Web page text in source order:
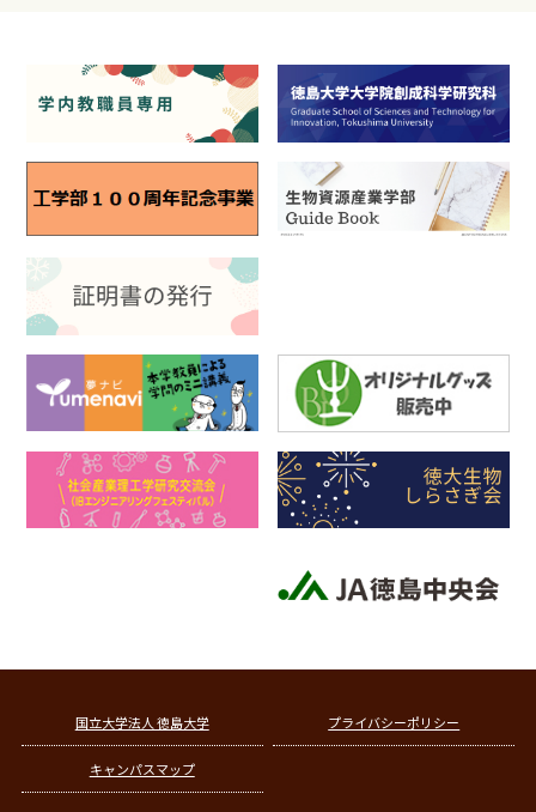
国立大学法人 徳島大学 プライバシーポリシー
キャンパスマップ